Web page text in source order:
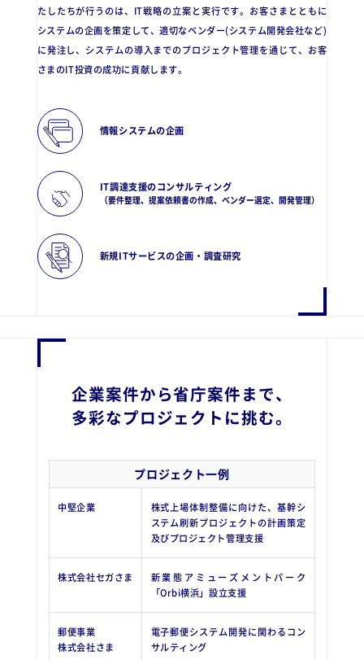
たしたちが行うのは、IT戦略の立案と実行です。お客さまとともに
システムの企画を策定して、適切なベンダー(システム開発会社など)
に発注し、システムの導入までのプロジェクト管理を通じて、お客
さまのIT投資の成功に貢献します。
情報システムの企画
IT調達支援のコンサルティング
（要件整理、提案依頼書の作成、ベンダー選定、開発管理）
新規ITサービスの企画・調査研究
企業案件から省庁案件まで、
多彩なプロジェクトに挑む。
プロジェクト一例
中堅企業
株式上場体制整備に向けた、基幹シ
ステム刷新プロジェクトの計画策定
及びプロジェクト管理支援
株式会社セガさま
新業態アミューズメントパーク
「Orbi横浜」設立支援
郵便事業
株式会社さま
電子郵便システム開発に関わるコン
サルティング